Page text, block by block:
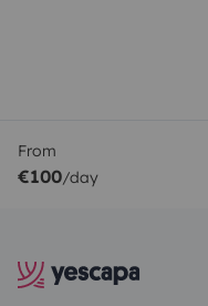
From
€100/day